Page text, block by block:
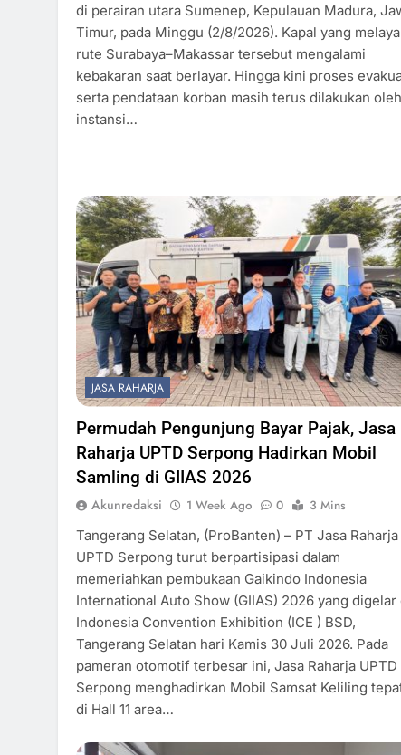
di perairan utara Sumenep, Kepulauan Madura,
Timur, pada Minggu (2/8/2026). Kapal yang
rute Surabaya–Makassar tersebut mengalami
kebakaran saat berlayar. Hingga kini proses
serta pendataan korban masih terus dilakukan oleh
instansi…
JASA RAHARJA
Permudah Pengunjung Bayar Pajak, Jasa
Raharja UPTD Serpong Hadirkan Mobil
Samling di GIIAS 2026
Akunredaksi 1 Week Ago 0
3 Mins
Tangerang Selatan, (ProBanten) – PT Jasa Raharja
UPTD Serpong turut berpartisipasi dalam
memeriahkan pembukaan Gaikindo Indonesia
International Auto Show (GIIAS) 2026 yang digelar
Indonesia Convention Exhibition (ICE ) BSD,
Tangerang Selatan hari Kamis 30 Juli 2026. Pada
pameran otomotif terbesar ini, Jasa Raharja UPTD
Serpong menghadirkan Mobil Samsat Keliling
di Hall 11 area…